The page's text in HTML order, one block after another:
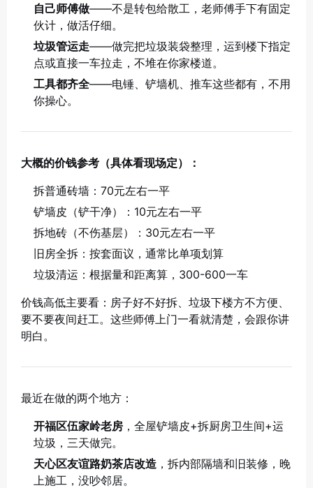
自己师傅做——不是转包给散工，老师傅手下有固定
伙计，做活仔细。
垃圾管运走——做完把垃圾装袋整理，运到楼下指定
点或直接一车拉走，不堆在你家楼道。
工具都齐全——电锤、铲墙机、推车这些都有，不用
你操心。
大概的价钱参考（具体看现场定）：
拆普通砖墙：70元左右一平
铲墙皮（铲干净）：10元左右一平
拆地砖（不伤基层）：30元左右一平
旧房全拆：按套面议，通常比单项划算
垃圾清运：根据量和距离算，300-600一车
价钱高低主要看：房子好不好拆、垃圾下楼方不方便、
要不要夜间赶工。这些师傅上门一看就清楚，会跟你讲
明白。
最近在做的两个地方：
开福区伍家岭老房 ，全屋铲墙皮+拆厨房卫生间+运
垃圾，三天做完。
天心区友谊路奶茶店改造 ，拆内部隔墙和旧装修，晚
上施工，没吵邻居。